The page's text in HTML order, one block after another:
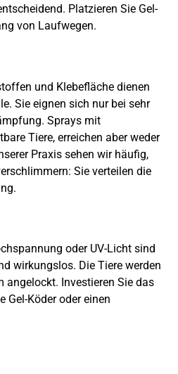
Platzieren Sie Gel-
von Laufwegen.
und Klebefläche dienen
Sie eignen sich nur bei sehr
Sprays mit
Tiere, erreichen aber weder
Praxis sehen wir häufig,
Sie verteilen die
oder UV-Licht sind
wirkungslos. Die Tiere werden
angelockt. Investieren Sie das
Gel-Köder oder einen